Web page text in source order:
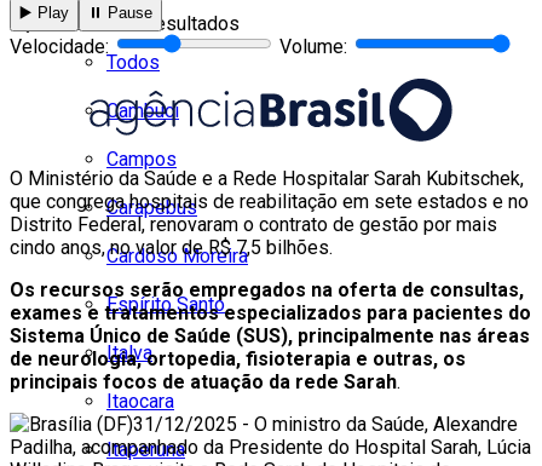
Cidades
Todos
Cambuci
Campos
Carapebus
Cardoso Moreira
Espírito Santo
Italva
Itaocara
Itaperuna
Ver todos os resultados
▶️ Play ⏸️ Pause
Velocidade: Volume:
O Ministério da Saúde e a Rede Hospitalar Sarah Kubitschek,
que congrega hospitais de reabilitação em sete estados e no
Distrito Federal, renovaram o contrato de gestão por mais
cindo anos, no valor de R$ 7,5 bilhões.
Os recursos serão empregados na oferta de consultas,
exames e tratamentos especializados para pacientes do
Sistema Único de Saúde (SUS), principalmente nas áreas
de neurologia, ortopedia, fisioterapia e outras, os
principais focos de atuação da rede Sarah.